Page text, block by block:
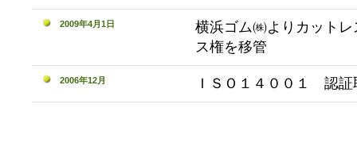
2009年4月1日
横浜ゴム㈱よりカット
ス権を移管
2006年12月 ＩＳＯ１４００１ 認証